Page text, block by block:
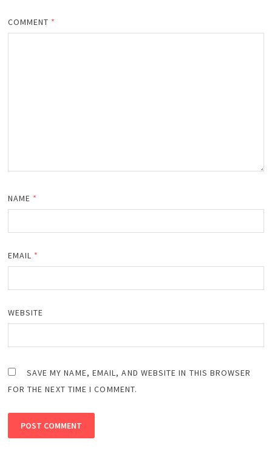
COMMENT *
NAME *
EMAIL *
WEBSITE
SAVE MY NAME, EMAIL, AND WEBSITE IN THIS BROWSER
FOR THE NEXT TIME I COMMENT.